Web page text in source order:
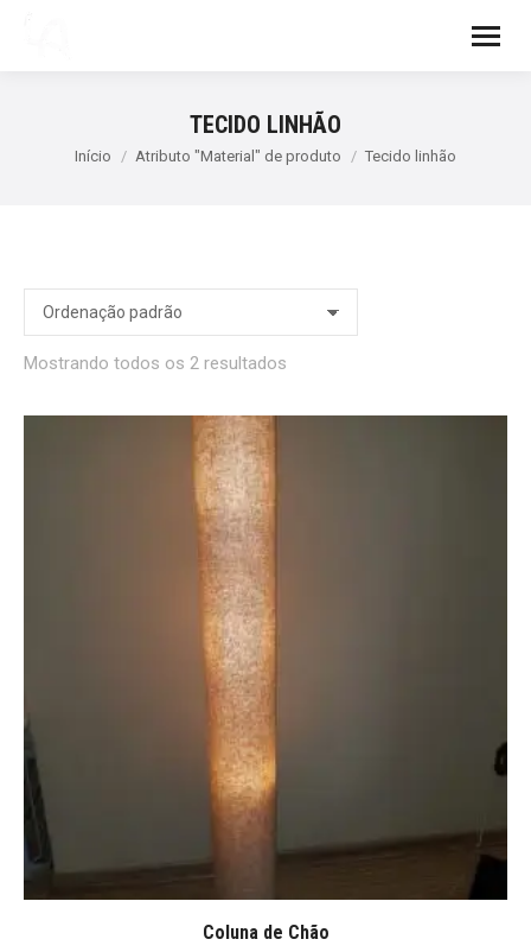
TECIDO LINHÃO
Você está aqui:
Início Atributo "Material" de produto Tecido linhão
Mostrando todos os 2 resultados
Coluna de Chão